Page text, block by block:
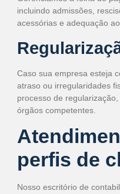
incluindo admissões,
acessórias e adequação
Caso sua empresa esteja
atraso ou irregularidades
processo de
órgãos competentes.
perfis de
Nosso escritório de